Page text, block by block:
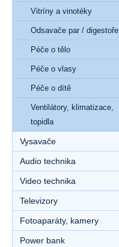
Vitríny a vinotéky
Odsavače par / digestoře
Péče o tělo
Péče o vlasy
Péče o dítě
Ventilátory, klimatizace,
topidla
Vysavače
Audio technika
Video technika
Televizory
Fotoaparáty, kamery
Power bank